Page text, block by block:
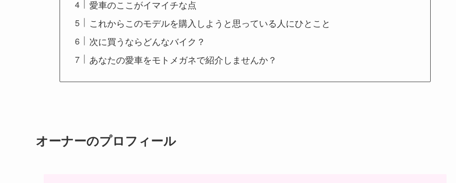
愛車のここがイマイチな点
これからこのモデルを購入しようと思っている人にひとこと
次に買うならどんなバイク？
あなたの愛車をモトメガネで紹介しませんか？
オーナーのプロフィール